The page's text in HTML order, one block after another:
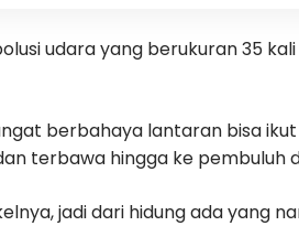
udara yang berukuran 35
berbahaya lantaran bisa
terbawa hingga ke pembuluh
jadi dari hidung ada yang